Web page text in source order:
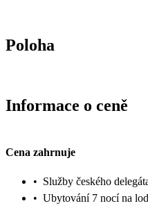
Poloha
Informace o ceně
Cena zahrnuje
• Služby českého
• Ubytování 7 nocí na